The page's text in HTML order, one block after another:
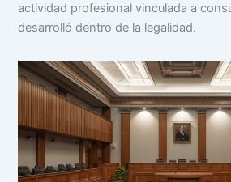
actividad profesional vinculada a
desarrolló dentro de la legalidad.